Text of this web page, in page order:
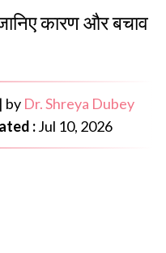
कारण और बचाव
| by Dr. Shreya Dubey
:Jul 10, 2026